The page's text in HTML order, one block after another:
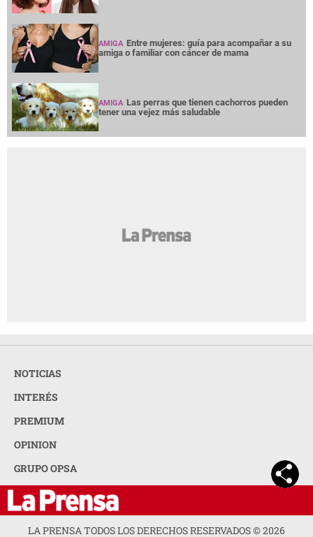
AMIGA Entre mujeres: guía para acompañar a su
amiga o familiar con cáncer de mama
AMIGA Las perras que tienen cachorros pueden
tener una vejez más saludable
NOTICIAS
INTERÉS
PREMIUM
OPINION
GRUPO OPSA
LA PRENSA TODOS LOS DERECHOS RESERVADOS ©2026